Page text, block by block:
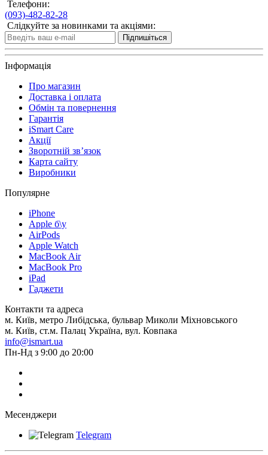
Телефони:
(093)-482-82-28
Слідкуйте за новинками та акціями:
Підпишіться
Інформація
Про магазин
Доставка і оплата
Обмін та повернення
Гарантія
iSmart Care
Акції
Зворотній зв’язок
Карта сайту
Виробники
Популярне
iPhone
Apple б\у
AirPods
Apple Watch
MacBook Air
MacBook Pro
iPad
Гаджети
Контакти та адреса
м. Київ, метро Либідська, бульвар Миколи Міхновського
м. Київ, ст.м. Палац Україна, вул. Ковпака
info@ismart.ua
Пн-Нд з 9:00 до 20:00
Месенджери
Telegram